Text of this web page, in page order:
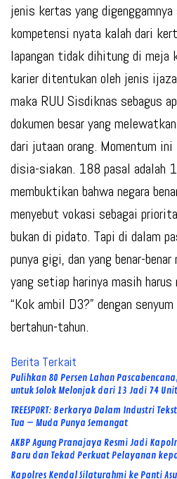
jenis kertas yang
kompetensi nyata kalah dari
lapangan tidak dihitung di meja
karier ditentukan oleh jenis
maka RUU Sisdiknas sebagus
dokumen besar yang
dari jutaan orang. Momentum
disia-siakan. 188 pasal adalah
membuktikan bahwa negara
menyebut vokasi sebagai
bukan di pidato. Tapi di dalam
punya gigi, dan yang benar-benar
yang setiap harinya masih harus
“Kok ambil D3?” dengan
bertahun-tahun.
Berita Terkait
Pulihkan 80 Persen Lahan
untuk Solok Melonjak dari 13 Jadi 74 Unit
TREESPORT: Berkarya Dalam Industri
Tua – Muda Punya Semangat
AKBP Agung Pranajaya Resmi Jadi
Baru dan Tekad Perkuat Pelayanan
Kapolres Kendal Silaturahmi ke Panti